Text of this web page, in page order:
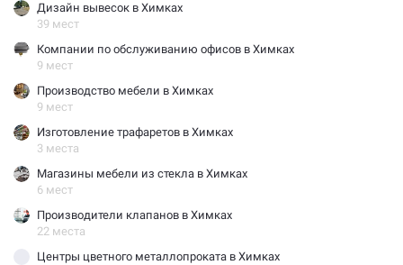
Дизайн вывесок в Химках
39 мест
Компании по обслуживанию офисов в Химках
9 мест
Производство мебели в Химках
9 мест
Изготовление трафаретов в Химках
3 места
Магазины мебели из стекла в Химках
6 мест
Производители клапанов в Химках
22 места
Центры цветного металлопроката в Химках